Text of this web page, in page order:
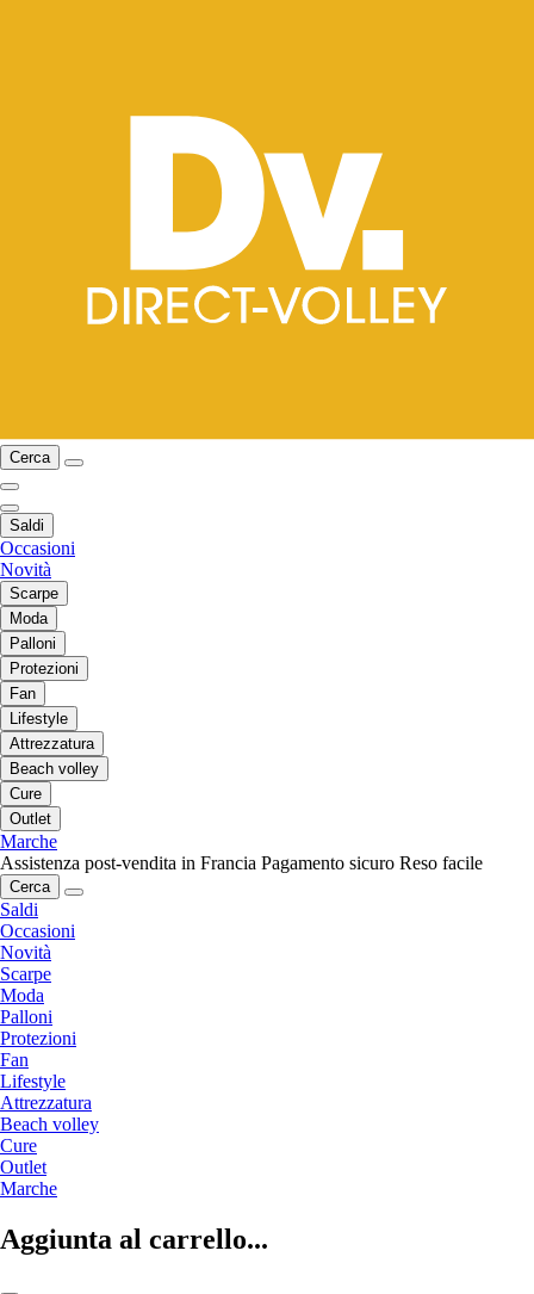
Cerca
Saldi
Occasioni
Novità
Scarpe
Moda
Palloni
Protezioni
Fan
Lifestyle
Attrezzatura
Beach volley
Cure
Outlet
Marche
Assistenza post-vendita in Francia Pagamento sicuro Reso facile
Cerca
Saldi
Occasioni
Novità
Scarpe
Moda
Palloni
Protezioni
Fan
Lifestyle
Attrezzatura
Beach volley
Cure
Outlet
Marche
Aggiunta al carrello...